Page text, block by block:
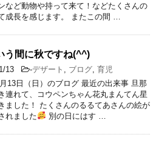
など動物や持って来て！などたくさんの
成長を感じます。 またこの間 …
う間に秋ですね(^^)
13 -デザート ブログ 育児
13日（日）のブログ 最近の出来事 旦那
連れて、コウペンちゃん花丸まんてん星
ました！ たくさんのるるてあさんの絵が
れました
別の日にはす …